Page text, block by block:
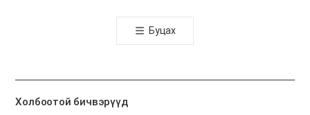
톡
공
기
Буцах
Холбоотой бичвэрүүд